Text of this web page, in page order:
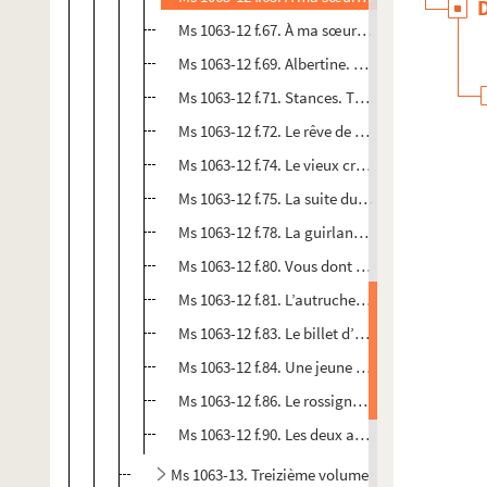
Ms 1063-12 f.67. À ma sœur. Qu’ai-je appris !
Ms 1063-12 f.69. Albertine. Que j’aimais à te
Ms 1063-12 f.71. Stances. Toujours je songe
Ms 1063-12 f.72. Le rêve de mon enfant.
Ms 1063-12 f.74. Le vieux crieur du Rhône.
Ms 1063-12 f.75. La suite du crieur du
Ms 1063-12 f.78. La guirlande de Marie. Te
Ms 1063-12 f.80. Vous dont l’austérité
Ms 1063-12 f.81. L’autruche et le pélican.
Ms 1063-12 f.83. Le billet d’une amie. Oh !
Ms 1063-12 f.84. Une jeune fille et sa mère.
Ms 1063-12 f.86. Le rossignol et l’oiseau-lyre.
Ms 1063-12 f.90. Les deux abeilles. Au fond
Ms 1063-13. Treizième volume